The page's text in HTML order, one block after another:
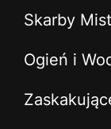
Skarby
Ogień i